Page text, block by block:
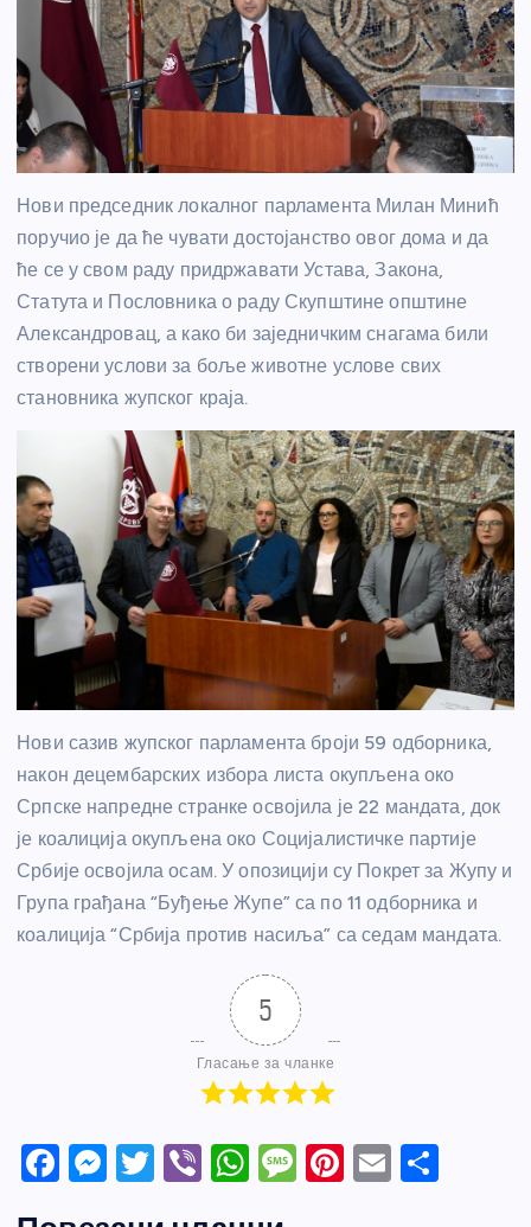
Нови председник локалног парламента Милан Минић
поручио је да ће чувати достојанство овог дома и да
ће се у свом раду придржавати Устава, Закона,
Статута и Пословника о раду Скупштине општине
Александровац, а како би заједничким снагама били
створени услови за боље животне услове свих
становника жупског краја.
Нови сазив жупског парламента броји 59 одборника,
након децембарских избора листа окупљена око
Српске напредне странке освојила је 22 мандата, док
је коалиција окупљена око Социјалистичке партије
Србије освојила осам. У опозицији су Покрет за Жупу и
Група грађана “Буђење Жупе” са по 11 одборника и
коалиција “Србија против насиља” са седам мандата.
5
Гласање за чланке
F
M T
Vi W M Pi E